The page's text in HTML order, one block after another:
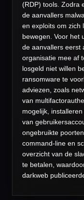
(RDP) tools. Zodra
de aanvallers
en exploits om zich
bewegen. Voor het
de aanvallers eerst
organisatie mee af
losgeld niet willen
ransomware te
adviezen, zoals
van
mogelijk,
van
ongebruikte
command-line en
overzicht van de
te betalen,
darkweb